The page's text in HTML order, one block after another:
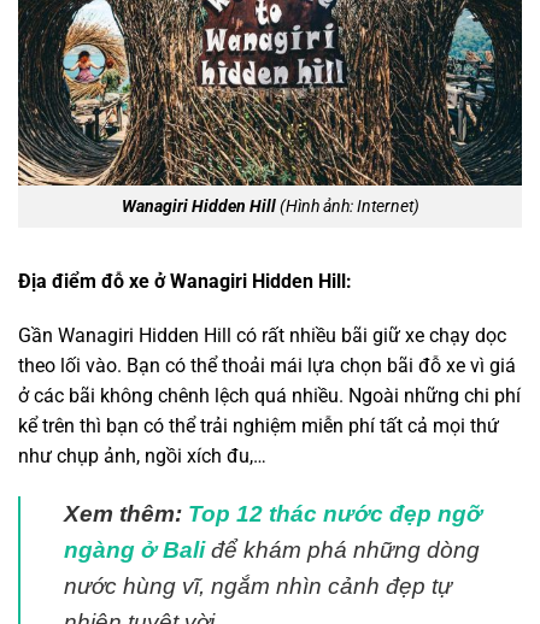
Wanagiri Hidden Hill(Hình ảnh: Internet)
Địa điểm đỗ xe ở Wanagiri Hidden Hill:
Gần Wanagiri Hidden Hill có rất nhiều bãi giữ xe chạy dọc
theo lối vào. Bạn có thể thoải mái lựa chọn bãi đỗ xe vì giá
ở các bãi không chênh lệch quá nhiều. Ngoài những chi phí
kể trên thì bạn có thể trải nghiệm miễn phí tất cả mọi thứ
như chụp ảnh, ngồi xích đu,…
Xem thêm: Top 12 thác nước đẹp ngỡ
ngàng ở Baliđể khám phá những dòng
nước hùng vĩ, ngắm nhìn cảnh đẹp tự